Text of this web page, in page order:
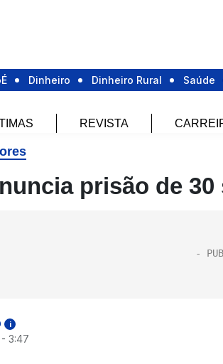
Dinheiro Dinheiro Rural Saúde
REVISTA
prisão de
i
- 3:47